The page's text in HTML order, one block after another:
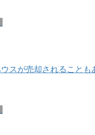
が売却されること